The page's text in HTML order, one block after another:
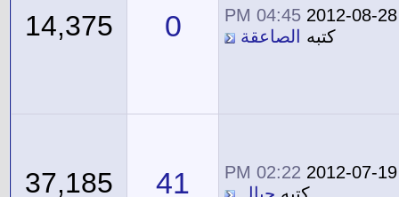
2012-08-28
04:45 PM
كتبه
الصاعقة 0
14,375
2012-07-19
02:22 PM
41
37,185